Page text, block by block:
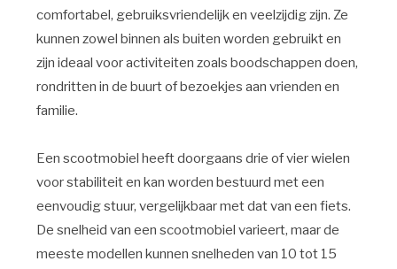
comfortabel, gebruiksvriendelijk en veelzijdig zijn. Ze
kunnen zowel binnen als buiten worden gebruikt en
zijn ideaal voor activiteiten zoals boodschappen doen,
rondritten in de buurt of bezoekjes aan vrienden en
familie.
Een scootmobiel heeft doorgaans drie of vier wielen
voor stabiliteit en kan worden bestuurd met een
eenvoudig stuur, vergelijkbaar met dat van een fiets.
De snelheid van een scootmobiel varieert, maar de
meeste modellen kunnen snelheden van 10 tot 15